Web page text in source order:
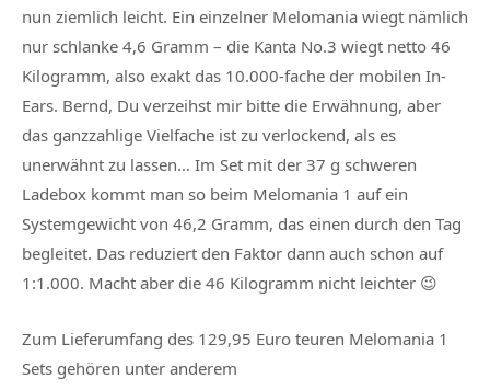
nun ziemlich leicht. Ein einzelner Melomania wiegt nämlich
nur schlanke 4,6 Gramm – die Kanta No.3 wiegt netto 46
Kilogramm, also exakt das 10.000-fache der mobilen In-
Ears. Bernd, Du verzeihst mir bitte die Erwähnung, aber
das ganzzahlige Vielfache ist zu verlockend, als es
unerwähnt zu lassen… Im Set mit der 37 g schweren
Ladebox kommt man so beim Melomania 1 auf ein
Systemgewicht von 46,2 Gramm, das einen durch den Tag
begleitet. Das reduziert den Faktor dann auch schon auf
1:1.000. Macht aber die 46 Kilogramm nicht leichter 😉
Zum Lieferumfang des 129,95 Euro teuren Melomania 1
Sets gehören unter anderem